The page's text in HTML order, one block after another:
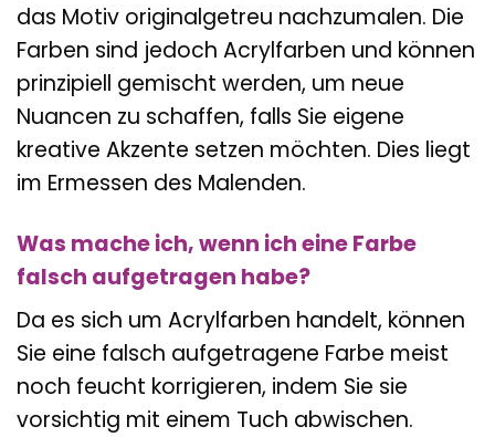
das Motiv originalgetreu nachzumalen. Die
Farben sind jedoch Acrylfarben und können
prinzipiell gemischt werden, um neue
Nuancen zu schaffen, falls Sie eigene
kreative Akzente setzen möchten. Dies liegt
im Ermessen des Malenden.
Was mache ich, wenn ich eine Farbe
falsch aufgetragen habe?
Da es sich um Acrylfarben handelt, können
Sie eine falsch aufgetragene Farbe meist
noch feucht korrigieren, indem Sie sie
vorsichtig mit einem Tuch abwischen.